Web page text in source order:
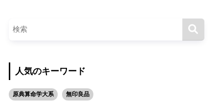
人気のキーワード
原典算命学大系 無印良品